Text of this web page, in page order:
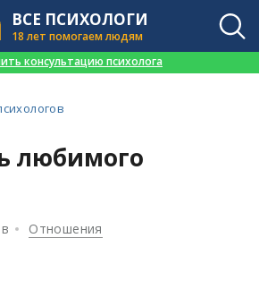
ВСЕ ПСИХОЛОГИ
18 лет помогаем людям
консультацию психолога
любимого
Отношения